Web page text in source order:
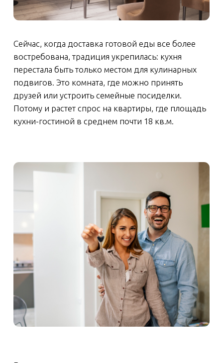
Сейчас квартиры с европланировкой наиболее
востребованы на рынке. Холдинг Setl Group,
например, проектирует 95−97% своих домов
в евроформате. При этом у девелопера
в кварталах класса «комфорт» можно найти
варианты, которые обычно предлагают только
в сегменте элитного жилья.
КЛАССЕ